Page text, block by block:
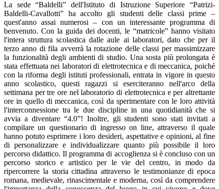
La sede “Baldelli” dell'Istituto di Istruzione Superiore “Patrizi-
Baldelli-Cavallotti” ha accolto gli studenti delle classi prime –
quest'anno assai numerosi – con un interessante programma di
benvenuto. Con la guida dei docenti, le “matricole” hanno visitato
l'intera struttura scolastica dalle aule ai laboratori, dato che per il
terzo anno di fila avverrà la rotazione delle classi per massimizzare
la funzionalità degli ambienti di studio. Una sosta più prolungata è
stata effettuata nei laboratori di elettrotecnica e di meccanica, poiché
con la riforma degli istituti professionali, entrata in vigore in questo
anno scolastico, questi ragazzi si eserciteranno nell'arco della
settimana per tre ore nel laboratorio di elettrotecnica e per altrettante
ore in quello di meccanica, così da sperimentare con le loro attività
l'interconnessione tra le due discipline in una quotidianità che si
avvia a diventare “4.0”! Inoltre, gli studenti sono stati invitati a
compilare un questionario di ingresso on line, attraverso il quale
hanno potuto esprimere i loro desideri, aspettative e opinioni, al fine
di personalizzare e individualizzare quanto più possibile il loro
percorso didattico. Il programma di accoglienza si è concluso con un
percorso storico e artistico per le vie del centro, in modo da
ripercorrere la storia cittadina attraverso le testimonianze di epoca
romana, medievale, rinascimentale e moderna, così da comprendere